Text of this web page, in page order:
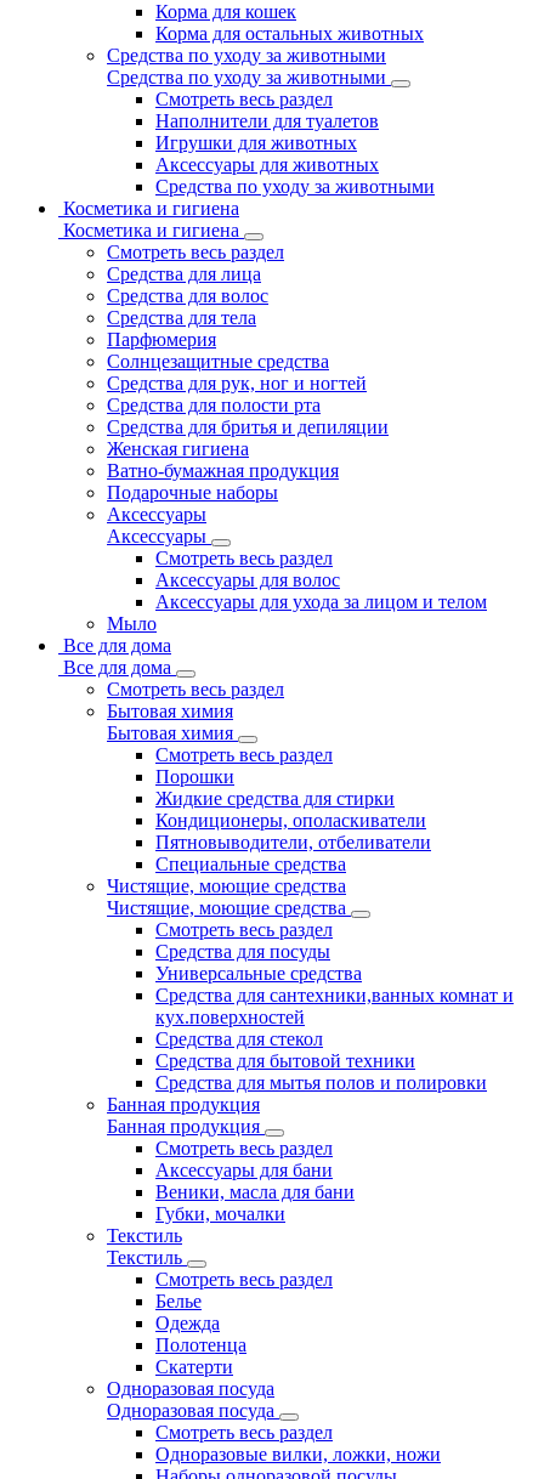
Корма для кошек
Корма для остальных животных
Средства по уходу за животными
Средства по уходу за животными
Смотреть весь раздел
Наполнители для туалетов
Игрушки для животных
Аксессуары для животных
Средства по уходу за животными
Косметика и гигиена
Косметика и гигиена
Смотреть весь раздел
Средства для лица
Средства для волос
Средства для тела
Парфюмерия
Солнцезащитные средства
Средства для рук, ног и ногтей
Средства для полости рта
Средства для бритья и депиляции
Женская гигиена
Ватно-бумажная продукция
Подарочные наборы
Аксессуары
Аксессуары
Смотреть весь раздел
Аксессуары для волос
Аксессуары для ухода за лицом и телом
Мыло
Все для дома
Все для дома
Смотреть весь раздел
Бытовая химия
Бытовая химия
Смотреть весь раздел
Порошки
Жидкие средства для стирки
Кондиционеры, ополаскиватели
Пятновыводители, отбеливатели
Специальные средства
Чистящие, моющие средства
Чистящие, моющие средства
Смотреть весь раздел
Средства для посуды
Универсальные средства
Средства для сантехники,ванных комнат и
кух.поверхностей
Средства для стекол
Средства для бытовой техники
Средства для мытья полов и полировки
Банная продукция
Банная продукция
Смотреть весь раздел
Аксессуары для бани
Веники, масла для бани
Губки, мочалки
Текстиль
Текстиль
Смотреть весь раздел
Белье
Одежда
Полотенца
Скатерти
Одноразовая посуда
Одноразовая посуда
Смотреть весь раздел
Одноразовые вилки, ложки, ножи